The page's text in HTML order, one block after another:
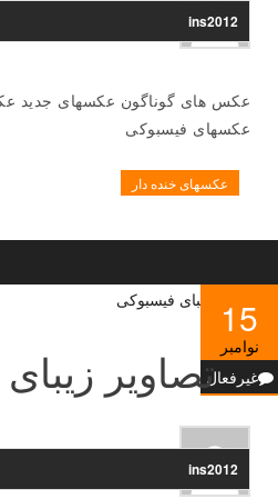
ins2012
عکس های گوناگون عکسهای جدید
عکسهای فیسبوکی
عکسهای خنده دار
15
نوامبر
غیرفعالتصاویر
ins2012